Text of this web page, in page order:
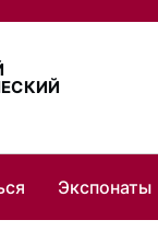
Экспонаты